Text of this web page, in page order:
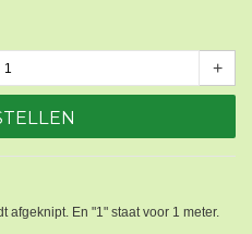
+
afgeknipt. En "1" staat voor 1 meter.